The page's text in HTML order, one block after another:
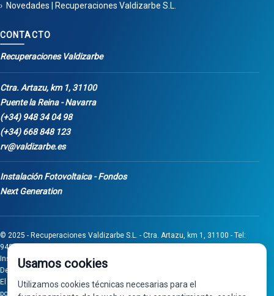
Novedades | Recuperaciones Valdizarbe S.L.
CONTACTO
Recuperaciones Valdizarbe
Ctra. Artazu, km 1, 31100
Puente la Reina - Navarra
(+34) 948 34 04 98
(+34) 668 848 123
rv@valdizarbe.es
Instalación Fotovoltaica - Fondos
Next Generation
© 2025 - Recuperaciones Valdizarbe S.L. - Ctra. Artazu, km 1, 31100 - Tel:
948 340 498 / 668 848 123 - Puente la Reina - Navarra - CIF B31275837.
Inscrita en el Registro Mercantil de Navarra, Tomo 32, Folio 75, Hoja 525.
Desarrollado porSeintosoft
El proyecto de inversión "0011-0558-2024-000008" ha sido subvencionado
por Gobierno de Navarra al amparo de la convocatoria de 2024 de Ayudas a
Usamos cookies
Utilizamos cookies técnicas necesarias para el